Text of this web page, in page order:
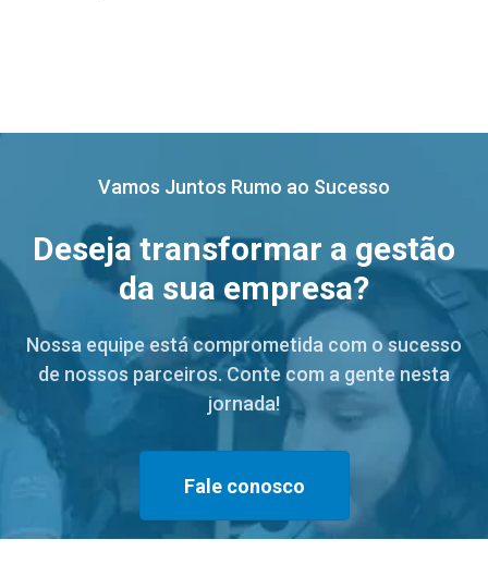
Vamos Juntos Rumo ao Sucesso
Deseja transformar a gestão
da sua empresa?
Nossa equipe está comprometida com o sucesso
de nossos parceiros. Conte com a gente nesta
jornada!
Fale conosco